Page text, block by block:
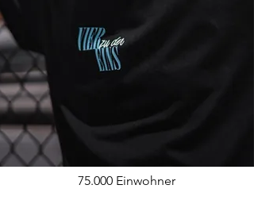
75.000 Einwohner